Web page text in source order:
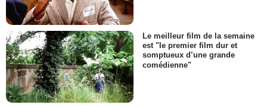
Le meilleur film de la semaine
est "le premier film dur et
somptueux d’une grande
comédienne"